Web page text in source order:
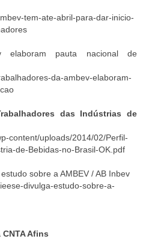
tem-ate-abril-para-dar-inicio-
elaboram pauta nacional de
da-ambev-elaboram-
das Indústrias de
content/uploads/2014/02/Perfil-
de-Bebidas-no-Brasil-OK.pdf
sobre a AMBEV / AB Inbev
divulga-estudo-sobre-a-
Afins